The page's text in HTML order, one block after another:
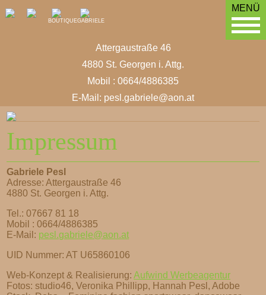
MENÜ
BOUTIQUEGABRIELE
Attergaustraße 46
4880 St. Georgen i. Attg.
Mobil : 0664/4886385
E-Mail: pesl.gabriele@aon.at
Impressum
Gabriele Pesl
Adresse: Attergaustraße 46
4880 St. Georgen i. Attg.
Tel.: 07667 81 18
Mobil : 0664/4886385
E-Mail: pesl.gabriele@aon.at
UID Nummer: AT U65860106
Web-Konzept & Realisierung:Aufwind Werbeagentur
Fotos: studio46, Veronika Phillipp, Hannah Pesl, Adobe